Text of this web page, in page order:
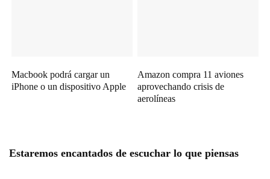
Macbook podrá cargar un
iPhone o un dispositivo Apple
Amazon compra 11 aviones
aprovechando crisis de
aerolíneas
Estaremos encantados de escuchar lo que piensas